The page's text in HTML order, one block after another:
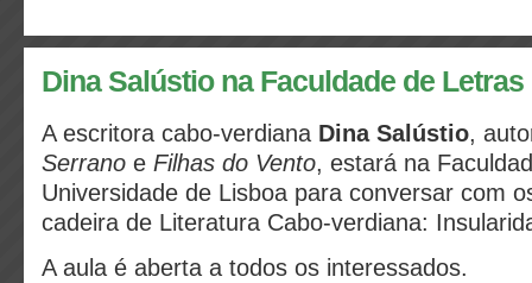
Dina Salústio na Faculdade de
A escritora cabo-verdiana Dina Salústio,
Serrano e Filhas do Vento, estará na
Universidade de Lisboa para conversar com
cadeira de Literatura Cabo-verdiana:
A aula é aberta a todos os interessados.